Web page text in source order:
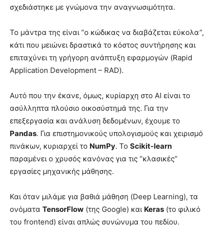
σχεδιάστηκε με γνώμονα την αναγνωσιμότητα.
Το μάντρα της είναι “ο κώδικας να διαβάζεται εύκολα”,
κάτι που μειώνει δραστικά το κόστος συντήρησης και
επιταχύνει τη γρήγορη ανάπτυξη εφαρμογών (Rapid
Application Development – RAD).
Αυτό που την έκανε, όμως, κυρίαρχη στο AI είναι το
ασύλληπτα πλούσιο οικοσύστημά της. Για την
επεξεργασία και ανάλυση δεδομένων, έχουμε το
Pandas. Για επιστημονικούς υπολογισμούς και χειρισμό
πινάκων, κυριαρχεί το NumPy. Το Scikit-learn
παραμένει ο χρυσός κανόνας για τις “κλασικές”
εργασίες μηχανικής μάθησης.
Και όταν μιλάμε για βαθιά μάθηση (Deep Learning), τα
ονόματα TensorFlow (της Google) και Keras (το φιλικό
του frontend) είναι απλώς συνώνυμα του πεδίου.